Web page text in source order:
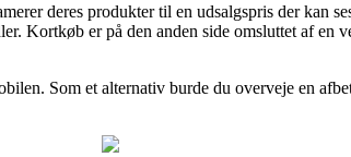
deres produkter til en udsalgspris der kan
Kortkøb er på den anden side omsluttet af
Som et alternativ burde du overveje en